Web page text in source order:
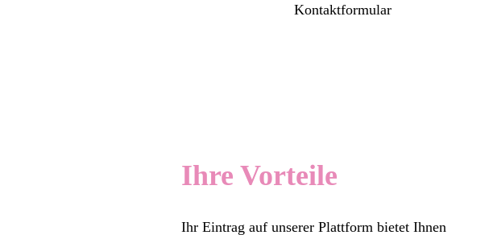
Kontaktformular
Ihre Vorteile
Ihr Eintrag auf unserer Plattform bietet Ihnen